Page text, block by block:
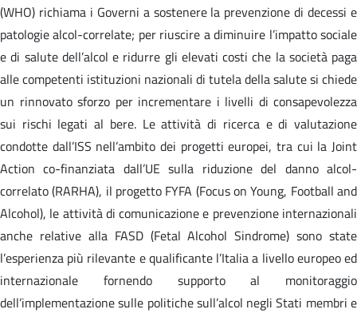
(WHO) richiama i Governi a sostenere la prevenzione di decessi e
patologie alcol-correlate; per riuscire a diminuire l’impatto sociale
e di salute dell’alcol e ridurre gli elevati costi che la società paga
alle competenti istituzioni nazionali di tutela della salute si chiede
un rinnovato sforzo per incrementare i livelli di consapevolezza
sui rischi legati al bere. Le attività di ricerca e di valutazione
condotte dall’ISS nell’ambito dei progetti europei, tra cui la Joint
Action co-finanziata dall’UE sulla riduzione del danno alcol-
correlato (RARHA), il progetto FYFA (Focus on Young, Football and
Alcohol), le attività di comunicazione e prevenzione internazionali
anche relative alla FASD (Fetal Alcohol Sindrome) sono state
l’esperienza più rilevante e qualificante l’Italia a livello europeo ed
internazionale fornendo supporto al monitoraggio
dell’implementazione sulle politiche sull’alcol negli Stati membri e